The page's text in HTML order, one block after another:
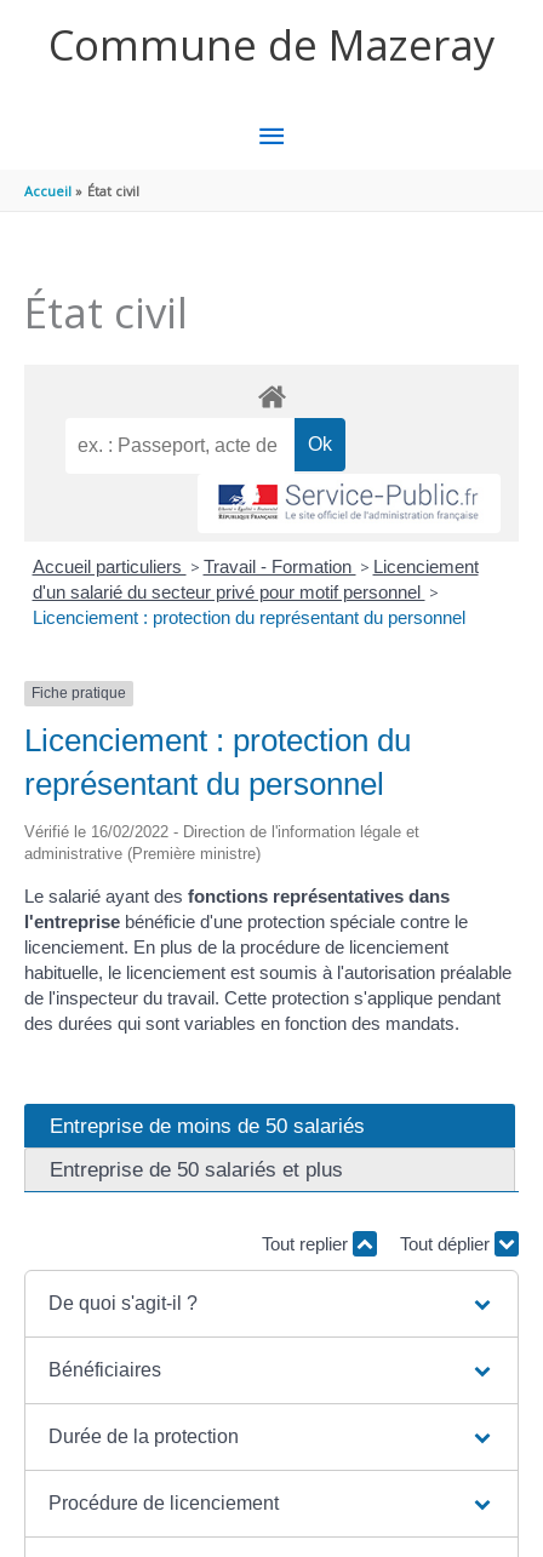
Commune de Mazeray
MENU
Accueil État civil
État civil
Accueil particuliers > Travail - Formation > Licenciement
d'un salarié du secteur privé pour motif personnel >
Licenciement : protection du représentant du personnel
Fiche pratique
Licenciement : protection du
représentant du personnel
Vérifié le 16/02/2022 - Direction de l'information légale et
administrative (Première ministre)
Le salarié ayant des fonctions représentatives dans
l'entreprise bénéficie d'une protection spéciale contre le
licenciement. En plus de la procédure de licenciement
habituelle, le licenciement est soumis à l'autorisation préalable
de l'inspecteur du travail. Cette protection s'applique pendant
des durées qui sont variables en fonction des mandats.
Entreprise de moins de 50 salariés
Entreprise de 50 salariés et plus
Tout replier Tout déplier
De quoi s'agit-il ?
Bénéficiaires
Durée de la protection
Procédure de licenciement